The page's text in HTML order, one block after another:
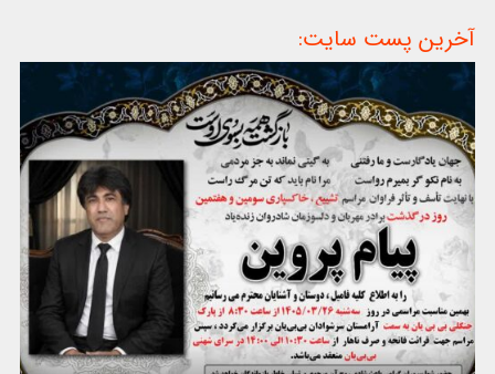
آخرین پست سایت: